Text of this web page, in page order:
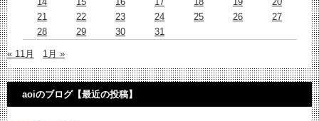
21
22 23 24 25 26
27
28
29 30 31
« 11月 1月 »
aoiのブログ【最近の投稿】